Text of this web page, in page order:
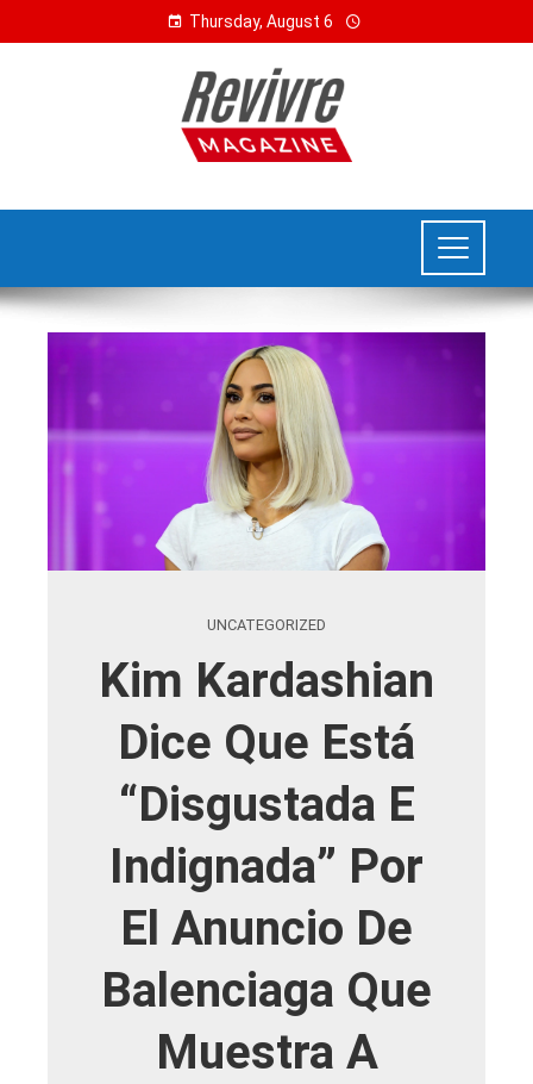
Thursday, August 6
UNCATEGORIZED
Kim Kardashian
Dice Que Está
“disgustada E
Indignada” Por
El Anuncio De
Balenciaga Que
Muestra A